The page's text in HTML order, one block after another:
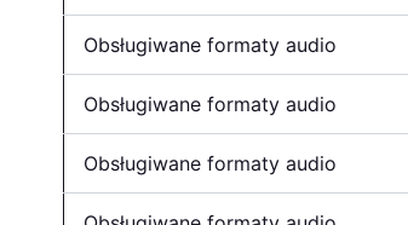
Obsługiwane formaty audio
Obsługiwane formaty audio
Obsługiwane formaty audio